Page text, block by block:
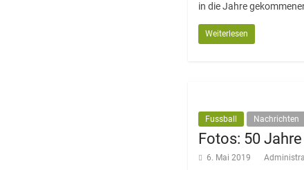
in die Jahre
Weiterlesen
Fussball Nachrichten
Fotos: 50
6. Mai 2019